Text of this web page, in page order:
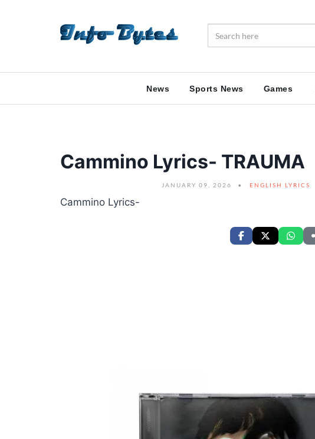
News Sports News Games
Cammino Lyrics- TRAUMA
JANUARY 09, 2026 ENGLISH LYRICS
Cammino Lyrics-